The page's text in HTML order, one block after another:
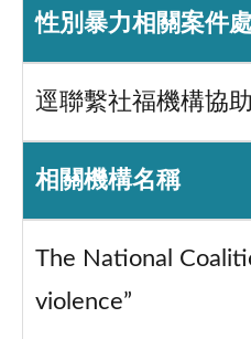
性別暴力相關案件
逕聯繫社福機構協助
相關機構名稱
The National
violence”